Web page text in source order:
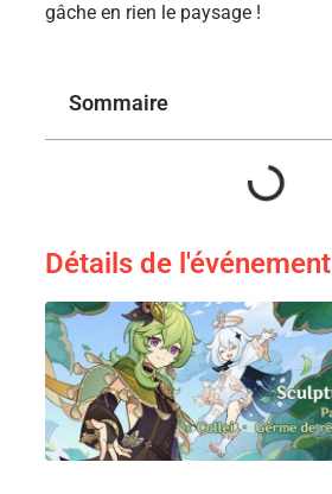
gâche en rien le paysage !
Sommaire
Détails de l'événement